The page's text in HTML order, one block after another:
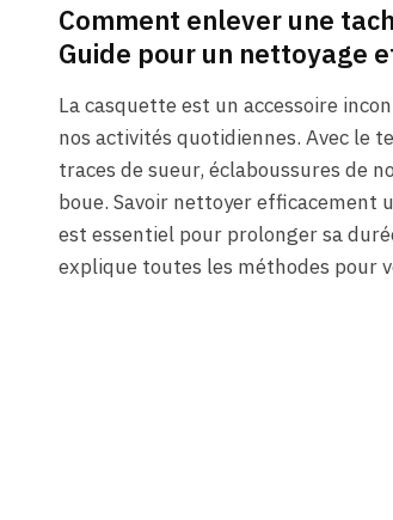
Comment enlever une
Guide pour un nettoyage
La casquette est un accessoire
nos activités quotidiennes. Avec le
traces de sueur, éclaboussures de
boue. Savoir nettoyer efficacement
est essentiel pour prolonger sa
explique toutes les méthodes pour